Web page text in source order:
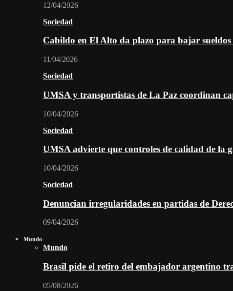
12/04/2026
Sociedad
Cabildo en El Alto da plazo para bajar sueldos
11/04/2026
Sociedad
UMSA y transportistas de La Paz coordinan
10/04/2026
Sociedad
UMSA advierte que controles de calidad de la
10/04/2026
Sociedad
Denuncian irregularidades en partidas de
09/04/2026
Mundo
Mundo
Brasil pide el retiro del embajador argentino
05/08/2026